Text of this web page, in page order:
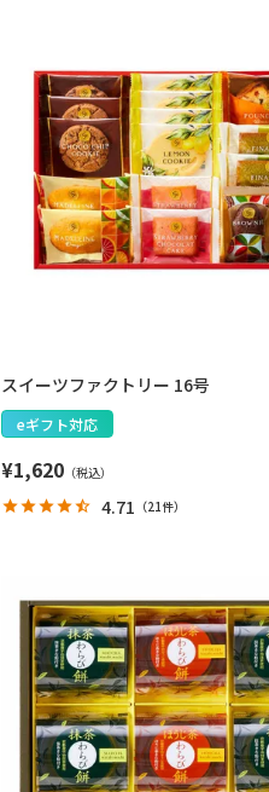
スイーツファクトリー 16号
eギフト対応
¥1,620
4.71 （21件）